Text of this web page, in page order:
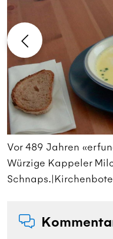
Vor 489 Jahren
Würzige Kappeler